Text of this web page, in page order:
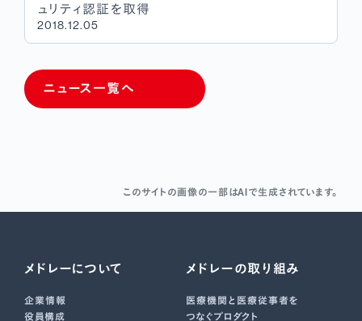
ニュース一覧へ
ュリティ認証を取得
2018.12.05
このサイトの画像の一部はAIで生成されています。
メドレーについて
企業情報
役員構成
メドレーの取り組み
医療機関と医療従事者を
つなぐプロダクト